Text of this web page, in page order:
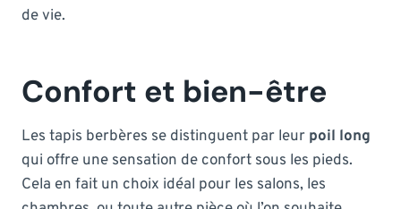
de vie.
Confort et bien-être
Les tapis berbères se distinguent par leur poil long
qui offre une sensation de confort sous les pieds.
Cela en fait un choix idéal pour les salons, les